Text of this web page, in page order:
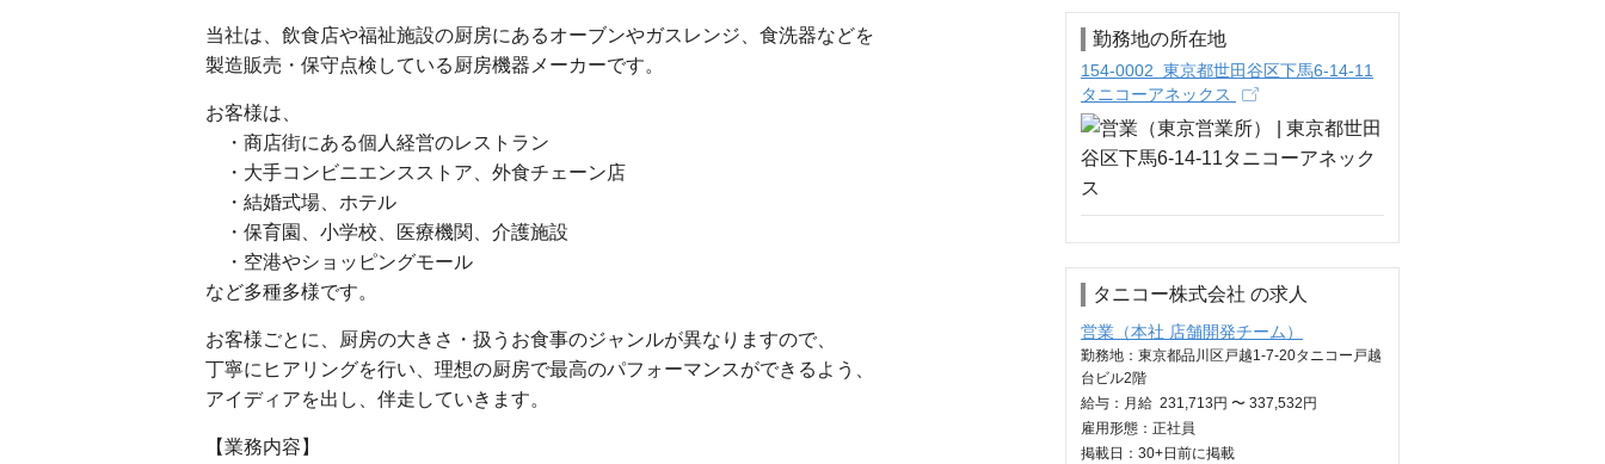
当社は、飲食店や福祉施設の厨房にあるオーブンやガスレンジ、食洗器などを
製造販売・保守点検している厨房機器メーカーです。
お客様は、
・商店街にある個人経営のレストラン
・大手コンビニエンスストア、外食チェーン店
・結婚式場、ホテル
・保育園、小学校、医療機関、介護施設
・空港やショッピングモール
など多種多様です。
お客様ごとに、厨房の大きさ・扱うお食事のジャンルが異なりますので、
丁寧にヒアリングを行い、理想の厨房で最高のパフォーマンスができるよう、
アイディアを出し、伴走していきます。
【業務内容】
勤務地の所在地
154-0002 東京都世田谷区下馬6-14-11
タニコーアネックス
タニコー株式会社 の求人
営業（本社 店舗開発チーム）
勤務地：東京都品川区戸越1-7-20タニコー戸越
台ビル2階
給与： 月給 231,713円 〜 337,532円
雇用形態：正社員
掲載日： 30+日 前に掲載